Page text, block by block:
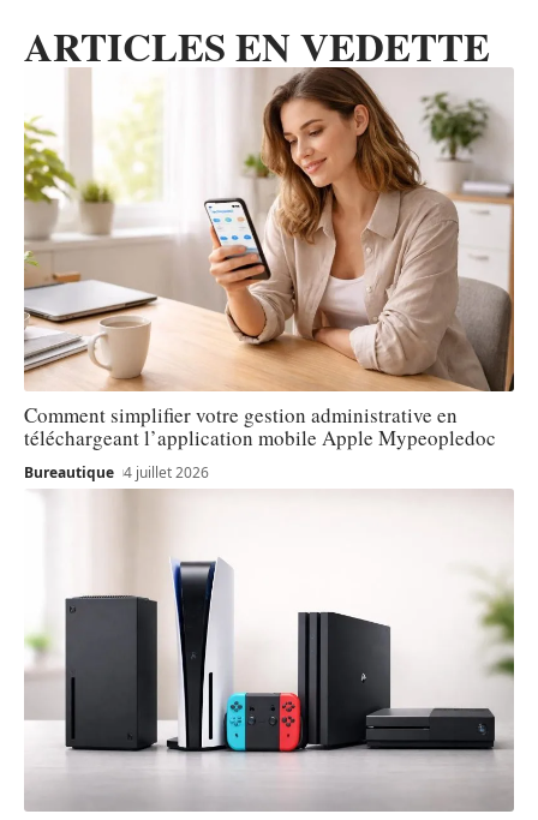
ARTICLES EN VEDETTE
Comment simplifier votre gestion administrative en
téléchargeant l’application mobile Apple Mypeopledoc
Bureautique 4 juillet 2026